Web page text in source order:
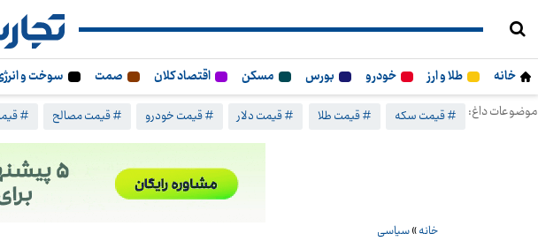
خانه طلا و ارز خودرو بورس مسکن اقتصاد کلان صمت سوخت و
موضوعات داغ:
# قیمت سکه # قیمت طلا # قیمت دلار # قیمت خودرو # قیمت مصالح #
خانه»سیاسی